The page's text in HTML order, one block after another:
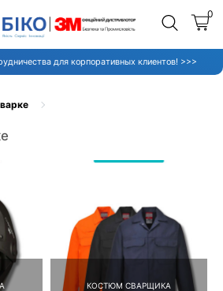
0
для корпоративных клиентов! >>>
КОСТЮМ СВАРЩИКА